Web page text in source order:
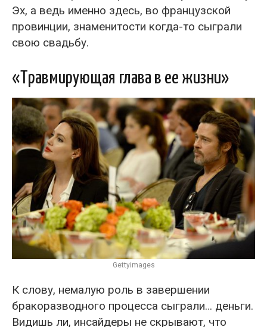
Эх, а ведь именно здесь, во французской
провинции, знаменитости когда-то сыграли
свою свадьбу.
«Травмирующая глава в ее жизни»
Gettyimages
К слову, немалую роль в завершении
бракоразводного процесса сыграли… деньги.
Видишь ли, инсайдеры не скрывают, что